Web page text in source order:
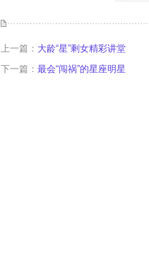
上一篇： 大龄“星”剩女精彩讲堂
下一篇： 最会“闯祸”的星座明星